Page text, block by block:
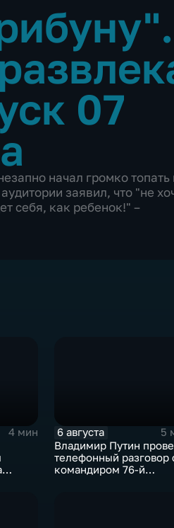
07
начал громко топать
заявил, что "не
себя, как ребенок!" –
4 мин
6 августа
5
Владимир Путин
телефонный разговор
командиром 76-й